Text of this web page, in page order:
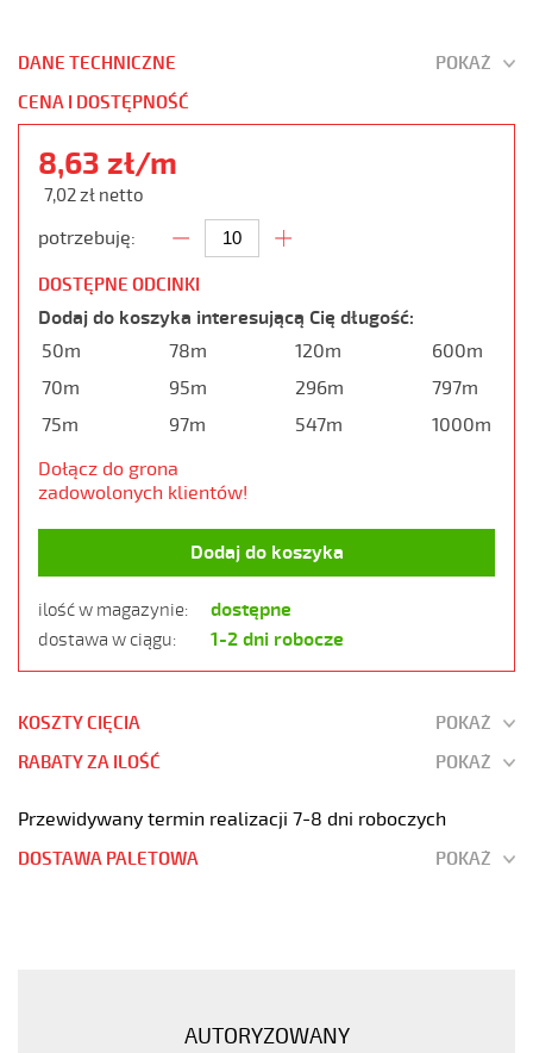
DANE TECHNICZNE
POKAŻ
CENA I DOSTĘPNOŚĆ
8,63 zł/m
7,02 zł netto
potrzebuję:
DOSTĘPNE ODCINKI
Dodaj do koszyka interesującą Cię długość:
50m
70m
75m
78m
95m
97m
120m
296m
547m
600m
797m
1000m
Dołącz do grona
zadowolonych klientów!
Dodaj do koszyka
ilość w magazynie: dostępne
dostawa w ciągu: 1-2 dni robocze
KOSZTY CIĘCIA
POKAŻ
RABATY ZA ILOŚĆ
POKAŻ
Przewidywany termin realizacji 7-8 dni roboczych
DOSTAWA PALETOWA POKAŻ
AUTORYZOWANY